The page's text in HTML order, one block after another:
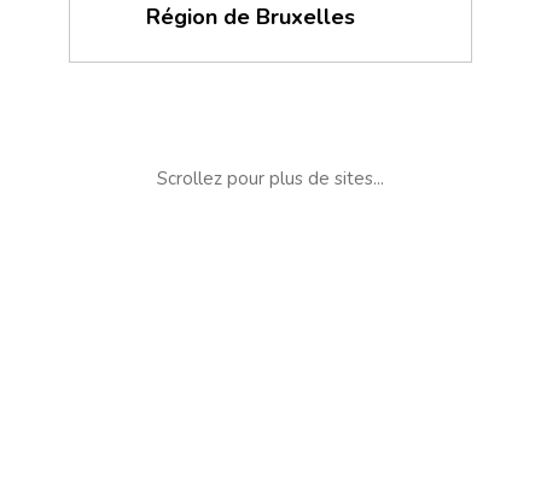
Région de Bruxelles
Scrollez pour plus de sites...